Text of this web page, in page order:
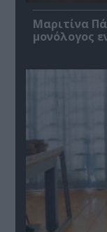
Μαριτίνα
μονόλογος